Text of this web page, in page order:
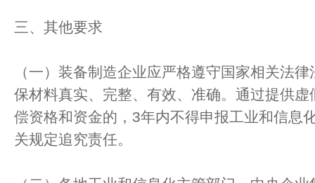
三、其他要求
（一）装备制造企业应严格遵守国家相关法
保材料真实、完整、有效、准确。通过提供
偿资格和资金的，3年内不得申报工业和信息
关规定追究责任。